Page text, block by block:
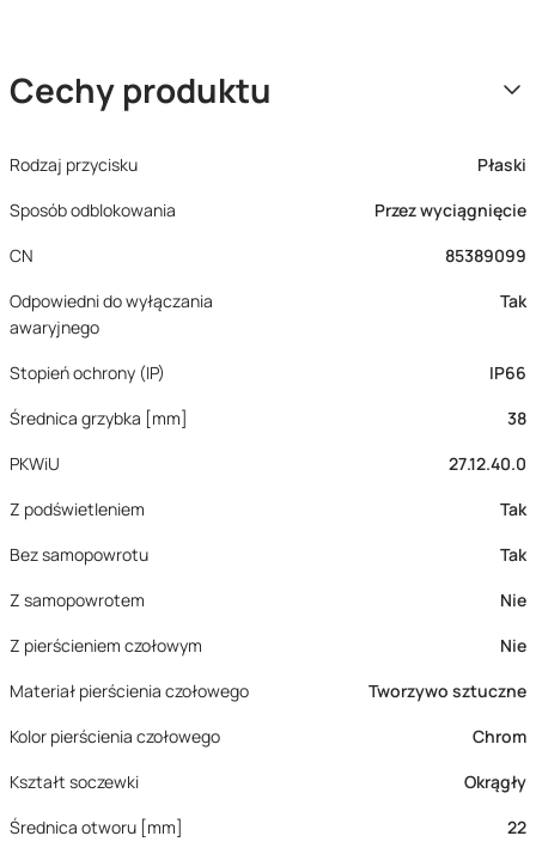
Cechy produktu
Rodzaj przycisku
Płaski
Sposób odblokowania
Przez wyciągnięcie
CN
85389099
Odpowiedni do wyłączania
awaryjnego
Tak
Stopień ochrony (IP)
IP66
Średnica grzybka [mm]
38
PKWiU
27.12.40.0
Z podświetleniem
Tak
Bez samopowrotu
Tak
Z samopowrotem
Nie
Z pierścieniem czołowym
Nie
Materiał pierścienia czołowego
Tworzywo sztuczne
Kolor pierścienia czołowego
Chrom
Kształt soczewki
Okrągły
Średnica otworu [mm]
22